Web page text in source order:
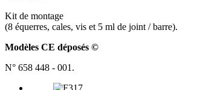
Kit de montage
(8 équerres, cales, vis et 5 ml de joint / barre).
Modèles CE déposés ©
N° 658 448 - 001.